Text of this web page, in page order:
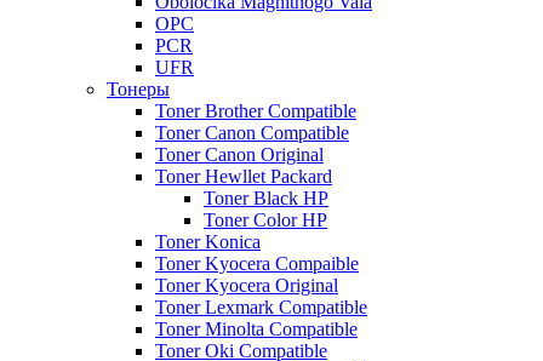
OPC
PCR
UFR
Тонеры
Toner Brother Compatible
Toner Canon Compatible
Toner Canon Original
Toner Hewllet Packard
Toner Black HP
Toner Color HP
Toner Konica
Toner Kyocera Compaible
Toner Kyocera Original
Toner Lexmark Compatible
Toner Minolta Compatible
Toner Oki Compatible